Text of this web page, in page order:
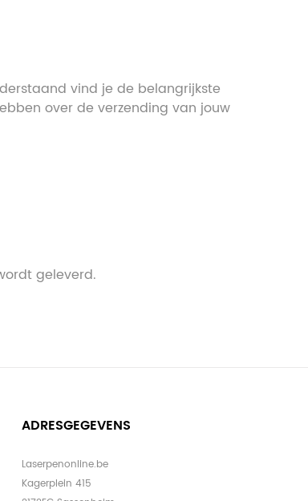
vind je de belangrijkste
over de verzending van jouw
geleverd.
ADRESGEGEVENS
Laserpenonline.be
Kagerplein 415